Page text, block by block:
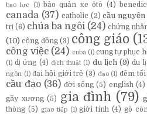
bạo lực (1) bảo quản xe ôtô (4)
canada (37) catholic (2) cầu nguyện
trị (6) chúa ba ngôi (24) chứng
(10) cộng đồng (3) công giáo
công việc (24) cuba (1) cung tự phục
(1) dị ứng (4) dịch thuật (1) du lịch (9) du
ngôn (1) đại hội giới trẻ (3) đạo (1) đêm
cầu đạo (36) đời sống (5) english (4)
gãy xương (5) gia đình (79)
thông (5) giao tiếp (1) giới tính (4) gò